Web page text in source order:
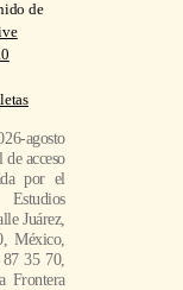
de
agosto
acceso
por el
Juárez,
México,
35 70,
Frontera